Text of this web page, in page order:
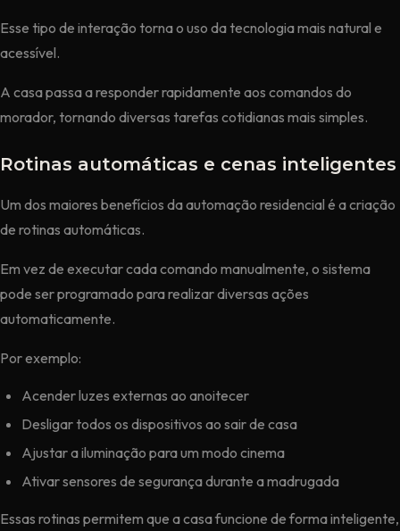
Esse tipo de interação torna o uso da tecnologia mais natural e
acessível.
A casa passa a responder rapidamente aos comandos do
morador, tornando diversas tarefas cotidianas mais simples.
Rotinas automáticas e cenas inteligentes
Um dos maiores benefícios da automação residencial é a criação
de rotinas automáticas.
Em vez de executar cada comando manualmente, o sistema
pode ser programado para realizar diversas ações
automaticamente.
Por exemplo:
Acender luzes externas ao anoitecer
Desligar todos os dispositivos ao sair de casa
Ajustar a iluminação para um modo cinema
Ativar sensores de segurança durante a madrugada
Essas rotinas permitem que a casa funcione de forma inteligente,